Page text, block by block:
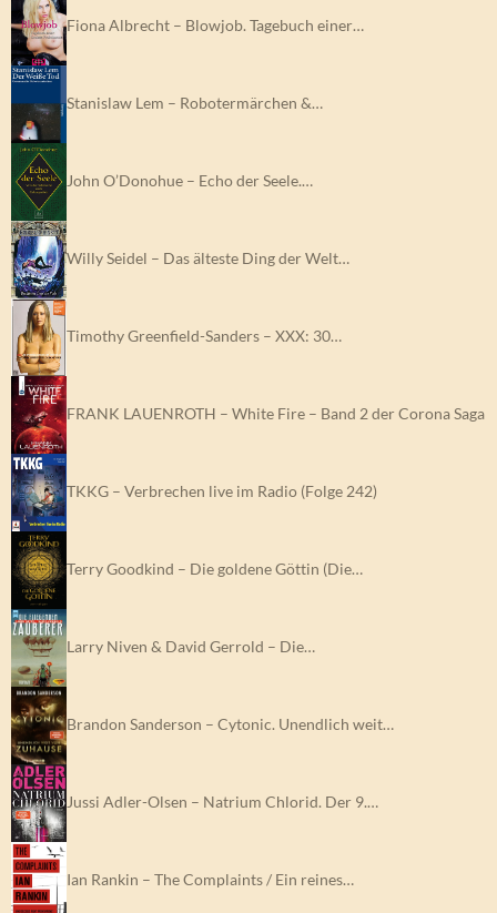
Fiona Albrecht – Blowjob. Tagebuch einer…
Stanislaw Lem – Robotermärchen &…
John O’Donohue – Echo der Seele.…
Willy Seidel – Das älteste Ding der Welt…
Timothy Greenfield-Sanders – XXX: 30…
FRANK LAUENROTH – White Fire – Band 2 der Corona Saga
TKKG – Verbrechen live im Radio (Folge 242)
Terry Goodkind – Die goldene Göttin (Die…
Larry Niven & David Gerrold – Die…
Brandon Sanderson – Cytonic. Unendlich weit…
Jussi Adler-Olsen – Natrium Chlorid. Der 9.…
Ian Rankin – The Complaints / Ein reines…